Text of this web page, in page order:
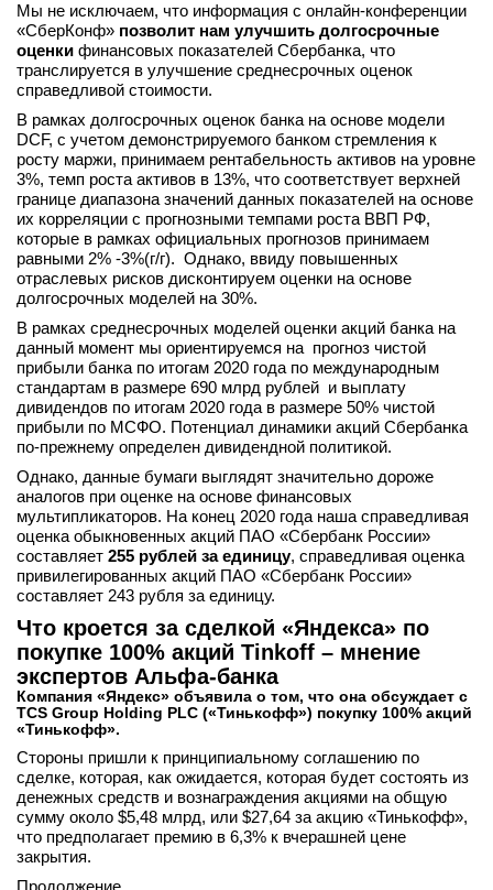
Мы не исключаем, что информация с онлайн-конференции
«СберКонф» позволит нам улучшить долгосрочные
оценки финансовых показателей Сбербанка, что
транслируется в улучшение среднесрочных оценок
справедливой стоимости.
В рамках долгосрочных оценок банка на основе модели
DCF, с учетом демонстрируемого банком стремления к
росту маржи, принимаем рентабельность активов на уровне
3%, темп роста активов в 13%, что соответствует верхней
границе диапазона значений данных показателей на основе
их корреляции с прогнозными темпами роста ВВП РФ,
которые в рамках официальных прогнозов принимаем
равными 2% -3%(г/г). Однако, ввиду повышенных
отраслевых рисков дисконтируем оценки на основе
долгосрочных моделей на 30%.
В рамках среднесрочных моделей оценки акций банка на
данный момент мы ориентируемся на прогноз чистой
прибыли банка по итогам 2020 года по международным
стандартам в размере 690 млрд рублей и выплату
дивидендов по итогам 2020 года в размере 50% чистой
прибыли по МСФО. Потенциал динамики акций Сбербанка
по-прежнему определен дивидендной политикой.
Однако, данные бумаги выглядят значительно дороже
аналогов при оценке на основе финансовых
мультипликаторов. На конец 2020 года наша справедливая
оценка обыкновенных акций ПАО «Сбербанк России»
составляет 255 рублей за единицу, справедливая оценка
привилегированных акций ПАО «Сбербанк России»
составляет 243 рубля за единицу.
Что кроется за сделкой «Яндекса» по
покупке 100% акций Tinkoff – мнение
экспертов Альфа-банка
Компания «Яндекс» объявила о том, что она обсуждает с
TCS Group Holding PLC («Тинькофф») покупку 100% акций
«Тинькофф».
Стороны пришли к принципиальному соглашению по
сделке, которая, как ожидается, которая будет состоять из
денежных средств и вознаграждения акциями на общую
сумму около $5,48 млрд, или $27,64 за акцию «Тинькофф»,
что предполагает премию в 6,3% к вчерашней цене
закрытия.
Продолжение